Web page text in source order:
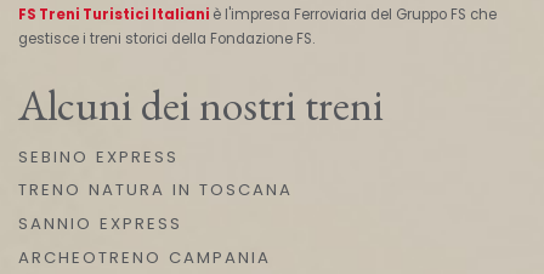
FS Treni Turistici Italiani è l'impresa Ferroviaria del Gruppo FS che
gestisce i treni storici della Fondazione FS.
Alcuni dei nostri treni
SEBINO EXPRESS
TRENO NATURA IN TOSCANA
SANNIO EXPRESS
ARCHEOTRENO CAMPANIA